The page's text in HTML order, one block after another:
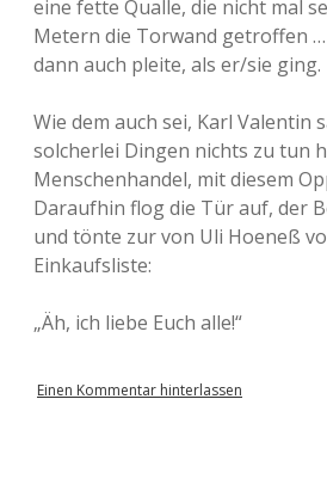
eine fette Qualle, die nicht mal
Metern die Torwand getroffen
dann auch pleite, als er/sie ging.
Wie dem auch sei, Karl Valentin
solcherlei Dingen nichts zu tun
Menschenhandel, mit diesem
Daraufhin flog die Tür auf, der
und tönte zur von Uli Hoeneß
Einkaufsliste:
„Äh, ich liebe Euch alle!“
Einen Kommentar hinterlassen